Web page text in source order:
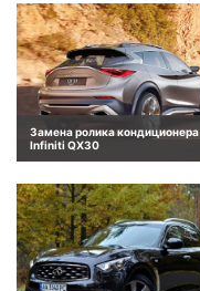
Замена ролика кондиционера
Infiniti QX30